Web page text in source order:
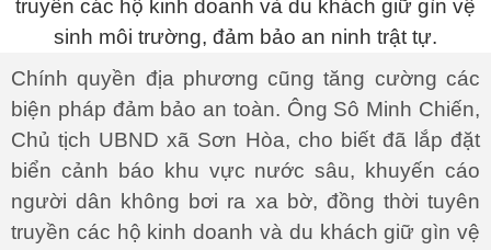
Chính quyền địa phương cũng tăng cường các
biện pháp đảm bảo an toàn. Ông Sô Minh Chiến,
Chủ tịch UBND xã Sơn Hòa, cho biết đã lắp đặt
biển cảnh báo khu vực nước sâu, khuyến cáo
người dân không bơi ra xa bờ, đồng thời tuyên
truyền các hộ kinh doanh và du khách giữ gìn vệ